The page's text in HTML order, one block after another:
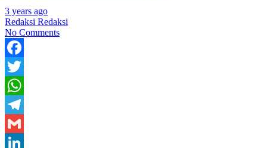
3 years ago
Redaksi Redaksi
No Comments
Facebook
Twitter
WhatsApp
Telegram
Gmail